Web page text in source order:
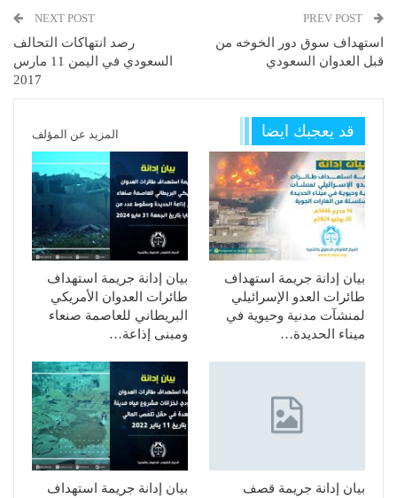
استهداف سوق دور الخوخه من
قبل العدوان السعودي
NEXT POST
رصد انتهاكات التحالف
السعودي في اليمن 11 مارس
2017
قد يعجبك ايضا المزيد عن المؤلف
بيان إدانة جريمة استهداف
طائرات العدو الإسرائيلي
لمنشآت مدنية وحيوية في
ميناء الحديدة…
بيان إدانة جريمة استهداف
طائرات العدوان الأمريكي
البريطاني للعاصمة صنعاء
ومبنى إذاعة…
بيان إدانة جريمة قصف
بيان إدانة جريمة استهداف